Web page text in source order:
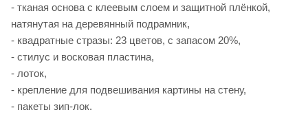
- тканая основа с клеевым слоем и защитной плёнкой,
натянутая на деревянный подрамник,
- квадратные стразы: 23 цветов, с запасом 20%,
- стилус и восковая пластина,
- лоток,
- крепление для подвешивания картины на стену,
- пакеты зип-лок.